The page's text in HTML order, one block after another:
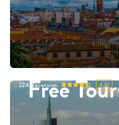
Free
224 Recensioni 4.91